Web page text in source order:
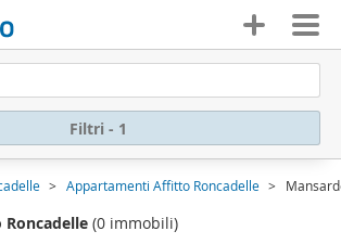
Filtri - 1
Appartamenti Affitto Roncadelle
(0 immobili)